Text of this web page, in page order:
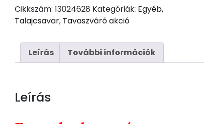
120x1000mm
mennyiség
Cikkszám: 13024628 Kategóriák: Egyéb,
Talajcsavar, Tavaszváró akció
Leírás További információk
Leírás